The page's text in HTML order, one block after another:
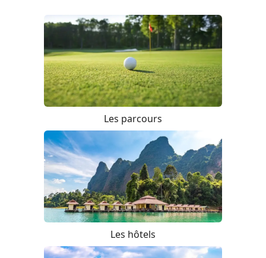
Les parcours
Les hôtels